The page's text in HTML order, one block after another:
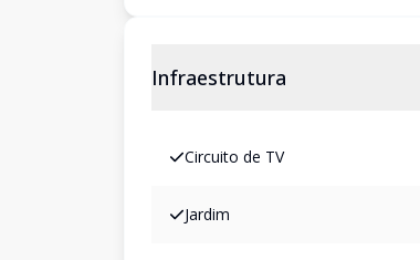
Infraestrutura
Circuito de TV
Jardim